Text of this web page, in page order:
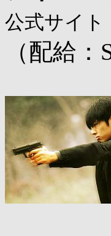
公式サイト
（配給：